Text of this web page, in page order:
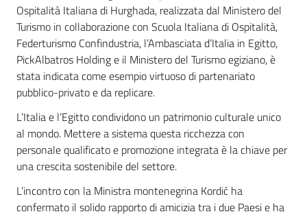
Ospitalità Italiana di Hurghada, realizzata dal Ministero del
Turismo in collaborazione con Scuola Italiana di Ospitalità,
Federturismo Confindustria, l’Ambasciata d’Italia in Egitto,
PickAlbatros Holding e il Ministero del Turismo egiziano, è
stata indicata come esempio virtuoso di partenariato
pubblico-privato e da replicare.
L’Italia e l’Egitto condividono un patrimonio culturale unico
al mondo. Mettere a sistema questa ricchezza con
personale qualificato e promozione integrata è la chiave per
una crescita sostenibile del settore.
L’incontro con la Ministra montenegrina Kordić ha
confermato il solido rapporto di amicizia tra i due Paesi e ha